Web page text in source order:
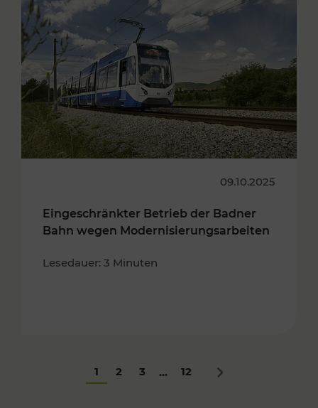
09.10.2025
Eingeschränkter Betrieb der Badner
Bahn wegen Modernisierungsarbeiten
Lesedauer: 3 Minuten
1 2 3 ... 12 Nächstes